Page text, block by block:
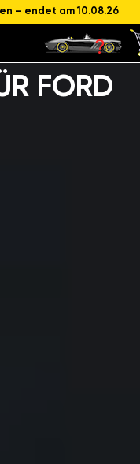
– endet am 10.08.26
FORD